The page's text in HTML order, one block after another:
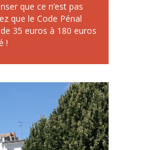
que ce n’est pas
que le Code Pénal
35 euros à 180 euros
!